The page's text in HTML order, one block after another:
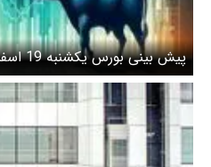
پیش بینی بورس یکشنبه 19 اسفند